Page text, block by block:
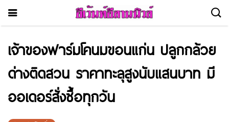
เจ้าของฟาร์มโคนมขอนแก่น ปลูกกล้วย
ด่างติดสวน ราคาทะลุสูงนับแสนบาท มี
ออเดอร์สั่งซื้อทุกวัน